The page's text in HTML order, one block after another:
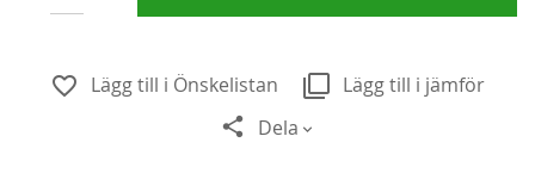
Lägg till i Önskelistan
Lägg till i jämför
Dela